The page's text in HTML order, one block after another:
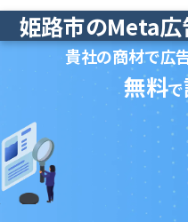
姫路市のMeta
貴社の商材で広
無料で